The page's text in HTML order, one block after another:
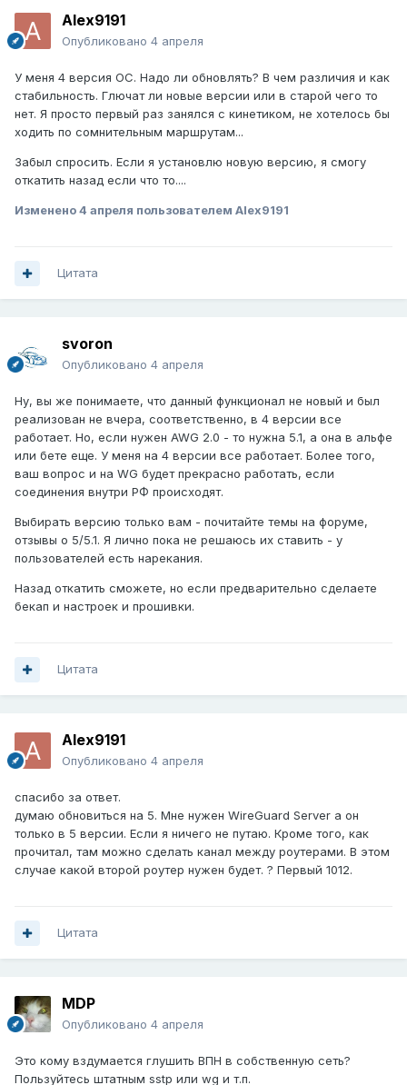
Alex9191
Опубликовано 4 апреля
У меня 4 версия ОС. Надо ли обновлять? В чем различия и как
стабильность. Глючат ли новые версии или в старой чего то
нет. Я просто первый раз занялся с кинетиком, не хотелось бы
ходить по сомнительным маршрутам...
Забыл спросить. Если я установлю новую версию, я смогу
откатить назад если что то....
Изменено4 апреля пользователем Alex9191
Цитата
svoron
Опубликовано 4 апреля
Ну, вы же понимаете, что данный функционал не новый и был
реализован не вчера, соответственно, в 4 версии все
работает. Но, если нужен AWG 2.0 - то нужна 5.1, а она в альфе
или бете еще. У меня на 4 версии все работает. Более того,
ваш вопрос и на WG будет прекрасно работать, если
соединения внутри РФ происходят.
Выбирать версию только вам - почитайте темы на форуме,
отзывы о 5/5.1. Я лично пока не решаюсь их ставить - у
пользователей есть нарекания.
Назад откатить сможете, но если предварительно сделаете
бекап и настроек и прошивки.
Цитата
Alex9191
Опубликовано 4 апреля
спасибо за ответ.
думаю обновиться на 5. Мне нужен WireGuard Server а он
только в 5 версии. Если я ничего не путаю. Кроме того, как
прочитал, там можно сделать канал между роутерами. В этом
случае какой второй роутер нужен будет. ? Первый 1012.
Цитата
MDP
Опубликовано 4 апреля
Это кому вздумается глушить ВПН в собственную сеть?
Пользуйтесь штатным sstp или wg и т.п.